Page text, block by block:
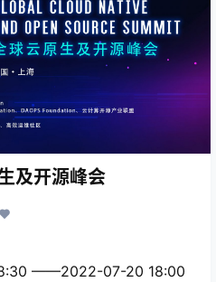
及开源峰会
——2022-07-20 18:00